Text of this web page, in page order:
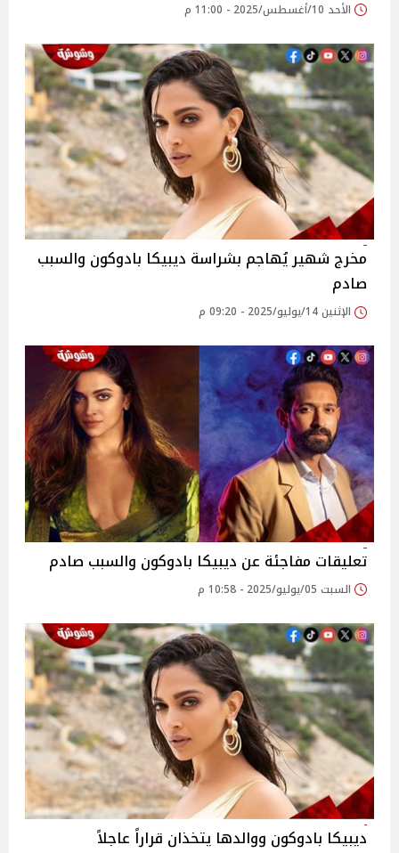
الأحد 10/أغسطس/2025 - 11:00 م
مخرج شهير يُهاجم بشراسة ديبيكا بادوكون والسبب
صادم
الإثنين 14/يوليو/2025 - 09:20 م
تعليقات مفاجئة عن ديبيكا بادوكون والسبب صادم
السبت 05/يوليو/2025 - 10:58 م
ديبيكا بادوكون ووالدها يتخذان قراراً عاجلاً